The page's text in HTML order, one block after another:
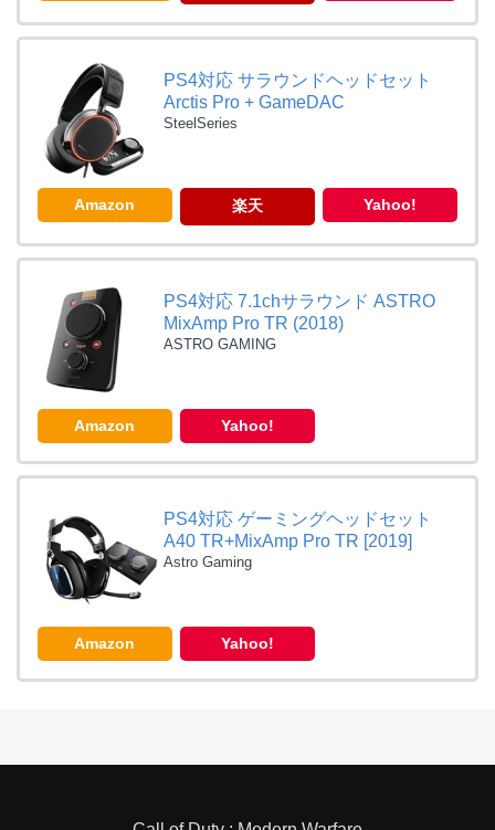
PS4対応 サラウンドヘッドセット
Arctis Pro + GameDAC
SteelSeries
Amazon 楽天 Yahoo!
PS4対応 7.1chサラウンド ASTRO
MixAmp Pro TR (2018)
ASTRO GAMING
Amazon Yahoo!
PS4対応 ゲーミングヘッドセット
A40 TR+MixAmp Pro TR [2019]
Astro Gaming
Amazon Yahoo!